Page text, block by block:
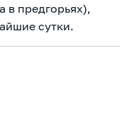
в предгорьях),
сутки.